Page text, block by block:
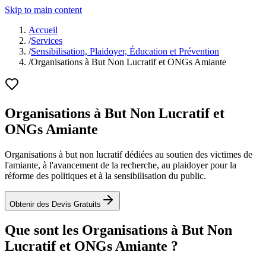
Skip to main content
Accueil
/Services
/Sensibilisation, Plaidoyer, Éducation et Prévention
/Organisations à But Non Lucratif et ONGs Amiante
Organisations à But Non Lucratif et
ONGs Amiante
Organisations à but non lucratif dédiées au soutien des victimes de
l'amiante, à l'avancement de la recherche, au plaidoyer pour la
réforme des politiques et à la sensibilisation du public.
Obtenir des Devis Gratuits
Que sont les Organisations à But Non
Lucratif et ONGs Amiante ?